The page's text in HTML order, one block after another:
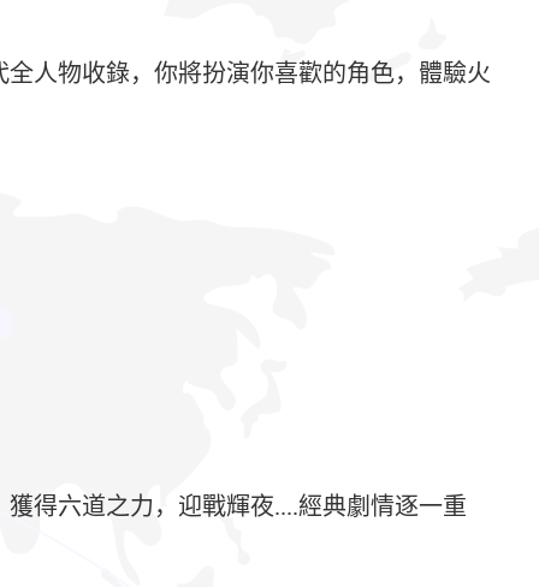
人物收錄，你將扮演你喜歡的角色，體驗火
得六道之力，迎戰輝夜....經典劇情逐一重